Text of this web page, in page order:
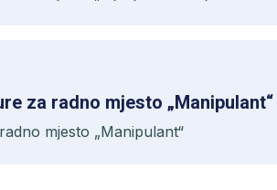
za radno mjesto „Manipulant“
radno mjesto „Manipulant“